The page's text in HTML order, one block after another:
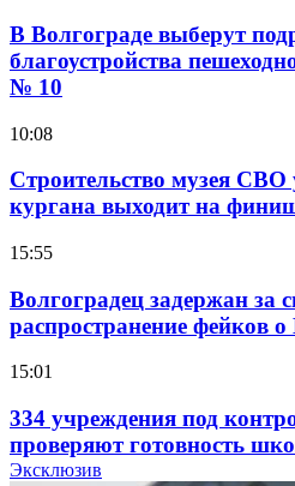
В Волгограде выберут
благоустройства
№ 10
10:08
Строительство музея
кургана выходит на
15:55
Волгоградец задержан за
распространение фейков
15:01
334 учреждения под
проверяют готовность
учебному году
Эксклюзив